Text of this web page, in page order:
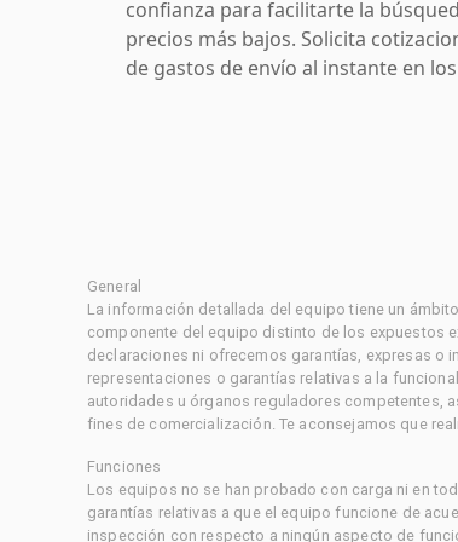
confianza para facilitarte la
precios más bajos. Solicita
de gastos de envío al instante en
General
La información detallada del equipo tiene un
componente del equipo distinto de los expuestos
declaraciones ni ofrecemos garantías, expresas o
representaciones o garantías relativas a la
autoridades u órganos reguladores competentes,
fines de comercialización. Te aconsejamos que
Funciones
Los equipos no se han probado con carga ni en
garantías relativas a que el equipo funcione de
inspección con respecto a ningún aspecto de